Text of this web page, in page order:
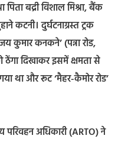
बद्री विशाल मिश्रा, बैंक
कटनी। दुर्घटनाग्रस्त ट्रक
कुमार कनकने’ (पन्ना रोड,
ठेंगा दिखाकर इसमें क्षमता से
था और रूट ‘मैहर-कैमोर रोड’
परिवहन अधिकारी (ARTO) ने